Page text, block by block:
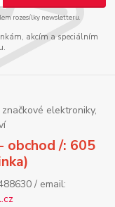
rozesílky newsletteru.
akcím a speciálním
elektroniky,
obchod /: 605
/ email: